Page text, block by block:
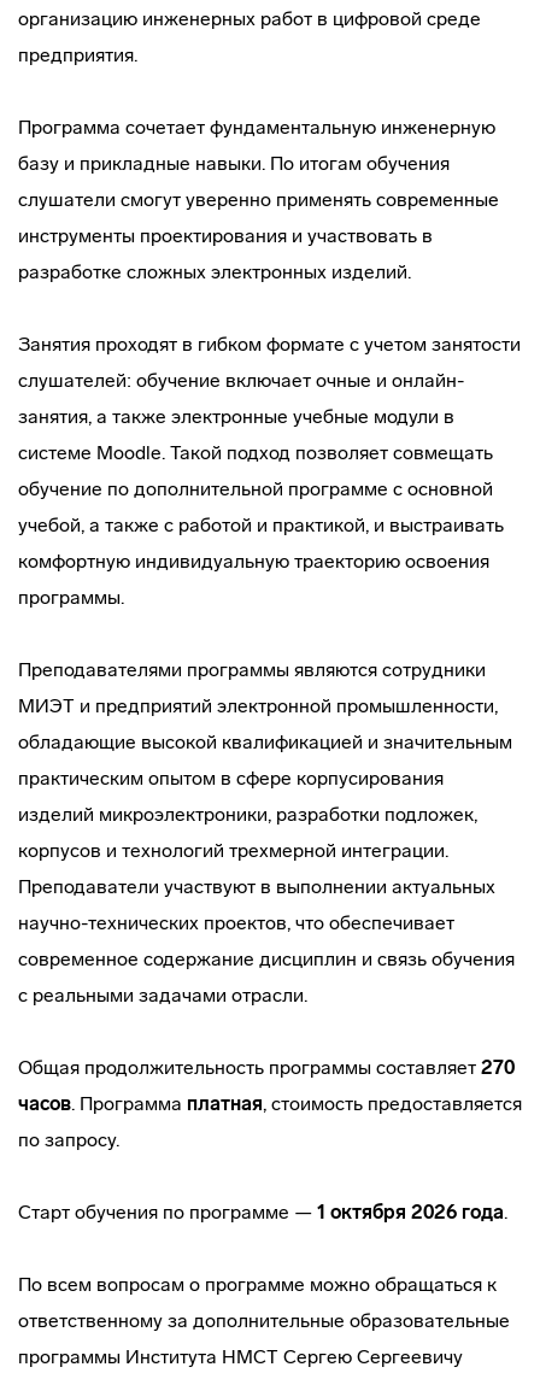
организацию инженерных работ в цифровой среде
предприятия.
Программа сочетает фундаментальную инженерную
базу и прикладные навыки. По итогам обучения
слушатели смогут уверенно применять современные
инструменты проектирования и участвовать в
разработке сложных электронных изделий.
Занятия проходят в гибком формате с учетом занятости
слушателей: обучение включает очные и онлайн-
занятия, а также электронные учебные модули в
системе Moodle. Такой подход позволяет совмещать
обучение по дополнительной программе с основной
учебой, а также с работой и практикой, и выстраивать
комфортную индивидуальную траекторию освоения
программы.
Преподавателями программы являются сотрудники
МИЭТ и предприятий электронной промышленности,
обладающие высокой квалификацией и значительным
практическим опытом в сфере корпусирования
изделий микроэлектроники, разработки подложек,
корпусов и технологий трехмерной интеграции.
Преподаватели участвуют в выполнении актуальных
научно-технических проектов, что обеспечивает
современное содержание дисциплин и связь обучения
с реальными задачами отрасли.
Общая продолжительность программы составляет 270
часов. Программа платная, стоимость предоставляется
по запросу.
Старт обучения по программе — 1 октября 2026 года.
По всем вопросам о программе можно обращаться к
ответственному за дополнительные образовательные
программы Института НМСТ Сергею Сергеевичу